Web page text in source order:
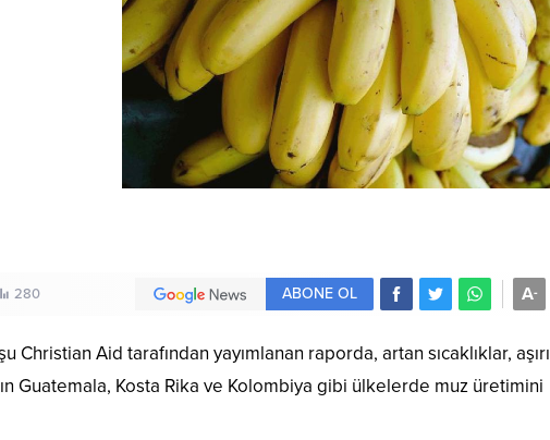
280 A-
ABONE OL
Christian Aid tarafından yayımlanan raporda, artan sıcaklıklar, aşırı
Guatemala, Kosta Rika ve Kolombiya gibi ülkelerde muz üretimini